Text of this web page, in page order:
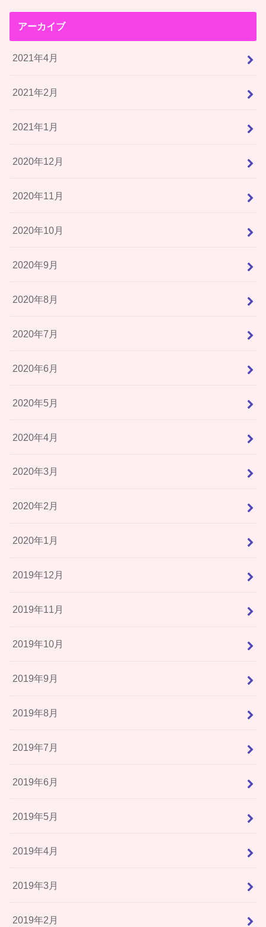
アーカイブ
2021年4月
2021年2月
2021年1月
2020年12月
2020年11月
2020年10月
2020年9月
2020年8月
2020年7月
2020年6月
2020年5月
2020年4月
2020年3月
2020年2月
2020年1月
2019年12月
2019年11月
2019年10月
2019年9月
2019年8月
2019年7月
2019年6月
2019年5月
2019年4月
2019年3月
2019年2月